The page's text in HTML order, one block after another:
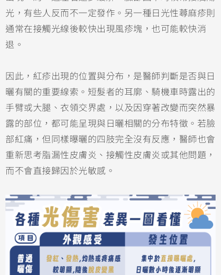
光，有些人反而不一定發作。另一種日光性蕁麻疹則
通常在接觸光線後較快出現風疹塊，也可能較快消
退。
因此，紅疹出現的位置與分布，是醫師判斷是否與日
曬有關的重要線索。短髮者的耳廓、騎機車時露出的
手臂或大腿、衣領交界處，以及因穿著改變而突然暴
露的部位，都可能呈現與日曬相關的分布特徵。若臉
部紅痛，但同樣曝曬的四肢完全沒有反應，醫師也會
重新思考脂漏性皮膚炎、 接觸性皮膚炎 或其他問題，
而不會直接歸因於光敏感。